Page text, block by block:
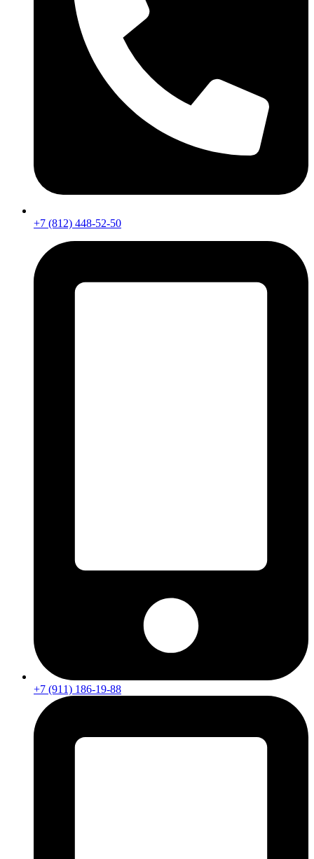
+7 (812) 448-52-50
+7 (911) 186-19-88